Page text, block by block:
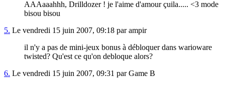
AAAaaahhh, Drilldozer ! je l'aime d'amour çuila..... <3 mode
bisou bisou
5. Le vendredi 15 juin 2007, 09:18 par ampir
il n'y a pas de mini-jeux bonus à débloquer dans warioware
twisted? Qu'est ce qu'on debloque alors?
6. Le vendredi 15 juin 2007, 09:31 par Game B